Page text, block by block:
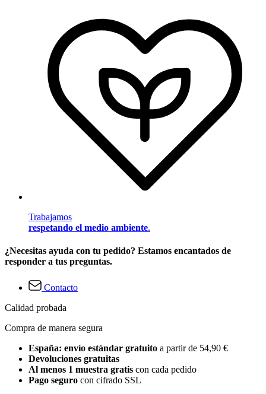
Trabajamos
respetando el medio ambiente.
¿Necesitas ayuda con tu pedido? Estamos encantados de
responder a tus preguntas.
Contacto
Calidad probada
Compra de manera segura
España: envío estándar gratuito a partir de 54,90 €
Devoluciones gratuitas
Al menos 1 muestra gratis con cada pedido
Pago seguro con cifrado SSL